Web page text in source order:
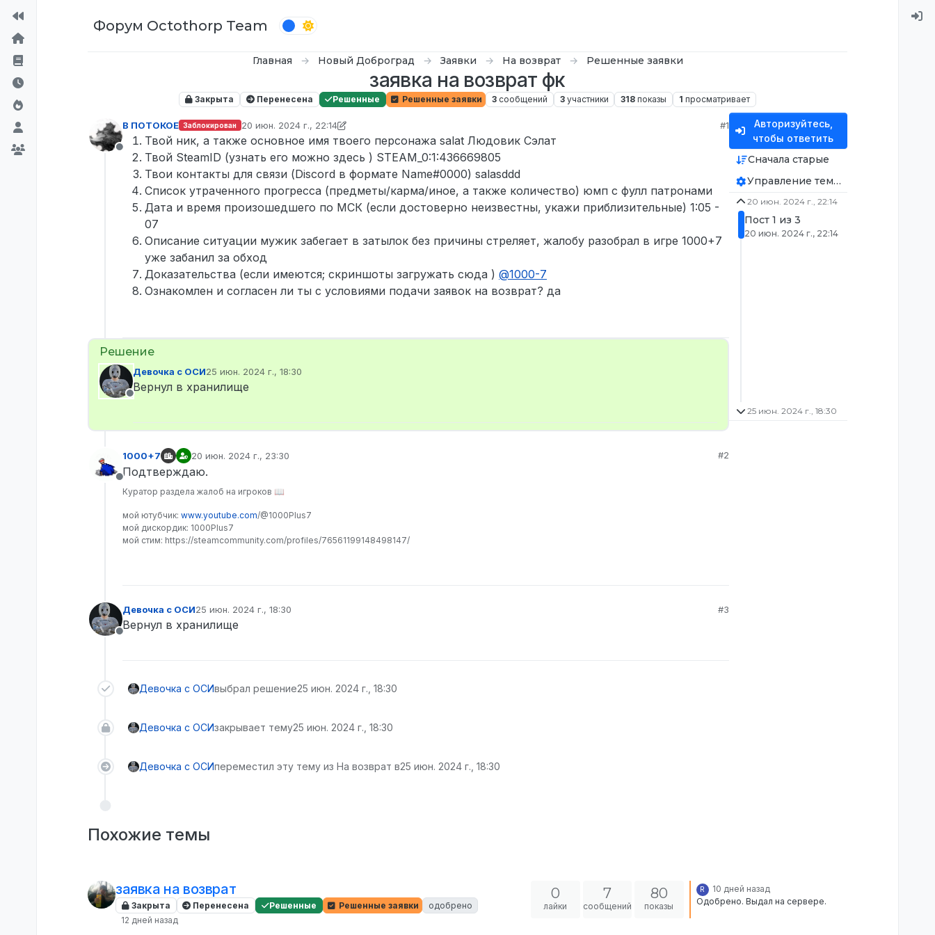
Форум Octothorp Team
Главная Новый Доброград Заявки На возврат Решенные заявки
заявка на возврат фк
Закрыта Перенесена Решенные Решенные заявки 3 сообщений 3 участники 318 показы 1 просматривает
Не в сети
В ПОТОКОЕ Заблокирован 20 июн. 2024 г., 22:14
отредактировано В ПОТОКОЕ
#1
Твой ник, а также основное имя твоего персонажа salat Людовик Сэлат
Твой SteamID (узнать его можно здесь ) STEAM_0:1:436669805
Твои контакты для связи (Discord в формате Name#0000) salasddd
Список утраченного прогресса (предметы/карма/иное, а также количество) юмп с фулл патронами
Дата и время произошедшего по МСК (если достоверно неизвестны, укажи приблизительные) 1:05 -
07
Описание ситуации мужик забегает в затылок без причины стреляет, жалобу разобрал в игре 1000+7
уже забанил за обход
Доказательства (если имеются; скриншоты загружать сюда ) @1000-7
Ознакомлен и согласен ли ты с условиями подачи заявок на возврат? да
Не в сети
Девочка с ОСИ25 июн. 2024 г., 18:30
отредактировано
Вернул в хранилище
Не в сети
1000+7 20 июн. 2024 г., 23:30
отредактировано
#2
Подтверждаю.
Куратор раздела жалоб на игроков 📖
мой ютубчик: www.youtube.com/@1000Plus7
мой дискордик: 1000Plus7
мой стим: https://steamcommunity.com/profiles/76561199148498147/
Не в сети
Девочка с ОСИ25 июн. 2024 г., 18:30
отредактировано
#3
Вернул в хранилище
Девочка с ОСИвыбрал решение25 июн. 2024 г., 18:30
Девочка с ОСИзакрывает тему25 июн. 2024 г., 18:30
Девочка с ОСИпереместил эту тему из На возврат в25 июн. 2024 г., 18:30
Авторизуйтесь,
чтобы ответить
Сначала старые
Управление темой
20 июн. 2024 г., 22:14
Пост 1 из 3
20 июн. 2024 г., 22:14
25 июн. 2024 г., 18:30
Похожие темы
заявка на возврат
Закрыта Перенесена Решенные Решенные заявки
одобрено
12 дней назад
0
лайки
7
сообщений
80
показы
R
10 дней назад
Одобрено. Выдал на сервере.